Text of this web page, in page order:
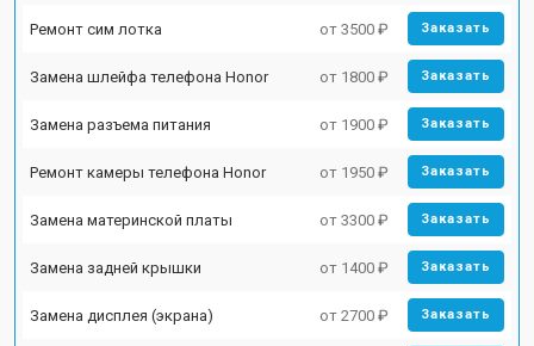
Ремонт сим лотка от 3500 ₽ Заказать
Замена шлейфа телефона Honor от 1800 ₽ Заказать
Замена разъема питания от 1900 ₽ Заказать
Ремонт камеры телефона Honor от 1950 ₽ Заказать
Замена материнской платы от 3300 ₽ Заказать
Замена задней крышки от 1400 ₽ Заказать
Замена дисплея (экрана) от 2700 ₽ Заказать